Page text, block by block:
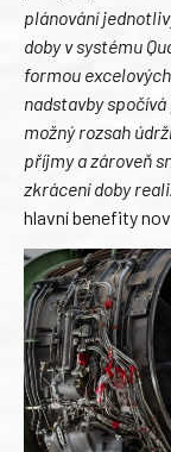
plánování
doby v systému
formou
nadstavby
možný rozsah
příjmy a zároveň
zkrácení doby
hlavní benefity